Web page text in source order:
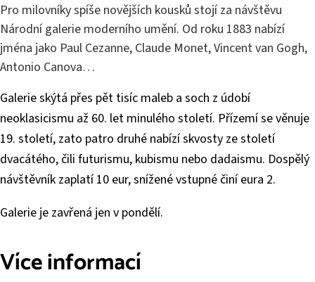
Pro milovníky spíše novějších kousků stojí za návštěvu
Národní galerie moderního umění. Od roku 1883 nabízí
jména jako Paul Cezanne, Claude Monet, Vincent van Gogh,
Antonio Canova…
Galerie skýtá přes pět tisíc maleb a soch z údobí
neoklasicismu až 60. let minulého století. Přízemí se věnuje
19. století, zato patro druhé nabízí skvosty ze století
dvacátého, čili futurismu, kubismu nebo dadaismu. Dospělý
návštěvník zaplatí 10 eur, snížené vstupné činí eura 2.
Galerie je zavřená jen v pondělí.
Více informací